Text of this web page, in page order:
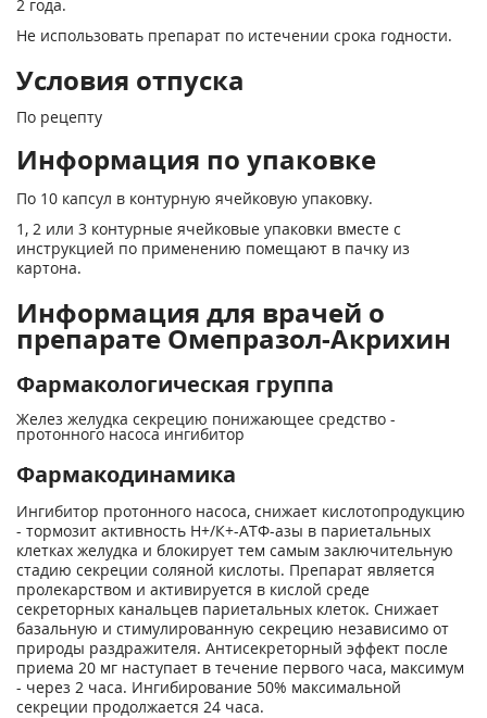
2 года.
Не использовать препарат по истечении срока годности.
Условия отпуска
По рецепту
Информация по упаковке
По 10 капсул в контурную ячейковую упаковку.
1, 2 или 3 контурные ячейковые упаковки вместе с
инструкцией по применению помещают в пачку из
картона.
Информация для врачей о
препарате Омепразол-Акрихин
Фармакологическая группа
Желез желудка секрецию понижающее средство -
протонного насоса ингибитор
Фармакодинамика
Ингибитор протонного насоса, снижает кислотопродукцию
- тормозит активность Н+/К+-АТФ-азы в париетальных
клетках желудка и блокирует тем самым заключительную
стадию секреции соляной кислоты. Препарат является
пролекарством и активируется в кислой среде
секреторных канальцев париетальных клеток. Снижает
базальную и стимулированную секрецию независимо от
природы раздражителя. Антисекреторный эффект после
приема 20 мг наступает в течение первого часа, максимум
- через 2 часа. Ингибирование 50% максимальной
секреции продолжается 24 часа.